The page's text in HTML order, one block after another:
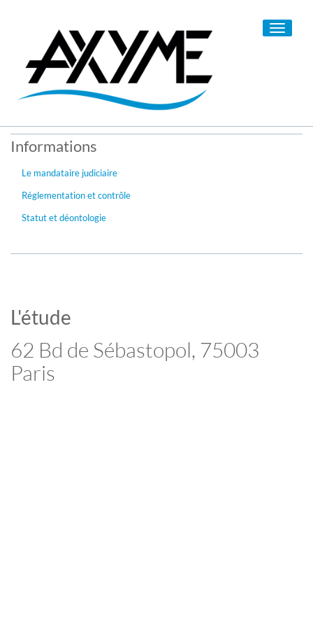
Toggle
Informations
Le mandataire judiciaire
Réglementation et contrôle
Statut et déontologie
L'étude
62 Bd de Sébastopol, 75003
Paris